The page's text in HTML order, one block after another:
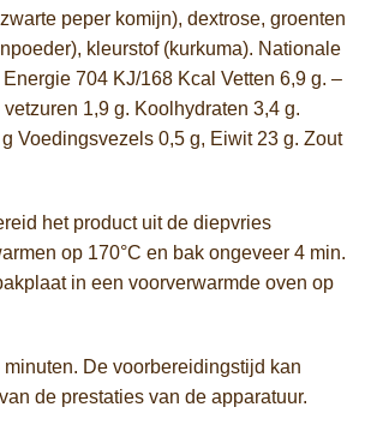
peper komijn), dextrose, groenten
kleurstof (kurkuma). Nationale
704 KJ/168 Kcal Vetten 6,9 g. –
1,9 g. Koolhydraten 3,4 g.
Voedingsvezels 0,5 g, Eiwit 23 g. Zout
het product uit de diepvries
op 170°C en bak ongeveer 4 min.
in een voorverwarmde oven op
De voorbereidingstijd kan
de prestaties van de apparatuur.